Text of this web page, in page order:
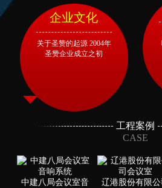
企业文化
关于圣赞的起源 2004年
圣赞企业成立之初
工程案例
CASE
中建八局会议室音
辽港股份有限公